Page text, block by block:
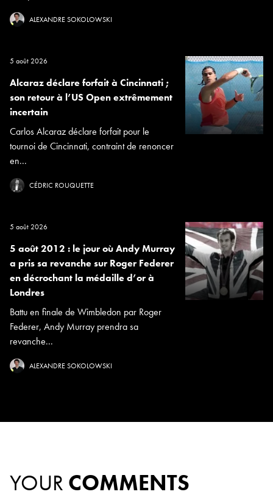
ALEXANDRE SOKOLOWSKI
5 août 2026
Alcaraz déclare forfait à Cincinnati ;
son retour à l’US Open extrêmement
incertain
Carlos Alcaraz déclare forfait pour le
tournoi de Cincinnati, contraint de renoncer
en...
CÉDRIC ROUQUETTE
5 août 2026
5 août 2012 : le jour où Andy Murray
a pris sa revanche sur Roger Federer
en décrochant la médaille d’or à
Londres
Battu en finale de Wimbledon par Roger
Federer, Andy Murray prendra sa
revanche...
ALEXANDRE SOKOLOWSKI
YOUR COMMENTS